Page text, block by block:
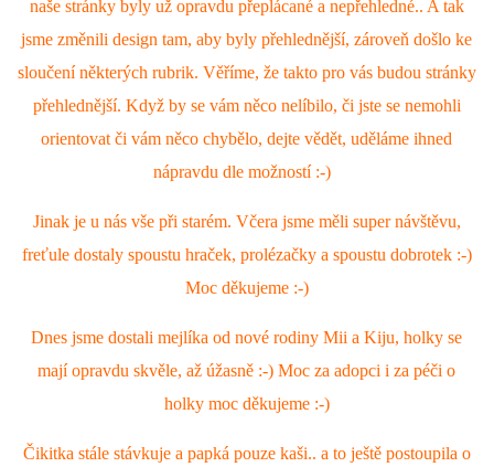
naše stránky byly už opravdu přeplácané a nepřehledné.. A tak
jsme změnili design tam, aby byly přehlednější, zároveň došlo ke
sloučení některých rubrik. Věříme, že takto pro vás budou stránky
přehlednější. Když by se vám něco nelíbilo, či jste se nemohli
orientovat či vám něco chybělo, dejte vědět, uděláme ihned
nápravdu dle možností :-)
Jinak je u nás vše při starém. Včera jsme měli super návštěvu,
freťule dostaly spoustu hraček, prolézačky a spoustu dobrotek :-)
Moc děkujeme :-)
Dnes jsme dostali mejlíka od nové rodiny Mii a Kiju, holky se
mají opravdu skvěle, až úžasně :-) Moc za adopci i za péči o
holky moc děkujeme :-)
Čikitka stále stávkuje a papká pouze kaši.. a to ještě postoupila o